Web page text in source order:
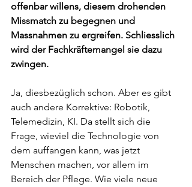
offenbar willens, diesem drohenden
Missmatch zu begegnen und
Massnahmen zu ergreifen. Schliesslich
wird der Fachkräftemangel sie dazu
zwingen.
Ja, diesbezüglich schon. Aber es gibt
auch andere Korrektive: Robotik,
Telemedizin, KI. Da stellt sich die
Frage, wieviel die Technologie von
dem auffangen kann, was jetzt
Menschen machen, vor allem im
Bereich der Pflege. Wie viele neue